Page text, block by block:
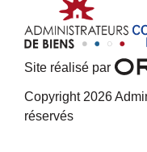
Site réalisé par
Copyright 2026
réservés